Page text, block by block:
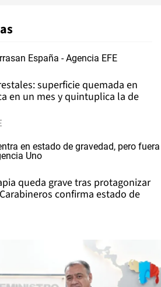
superficie quemada en
en un mes y quintuplica la de
queda grave tras protagonizar
confirma estado de